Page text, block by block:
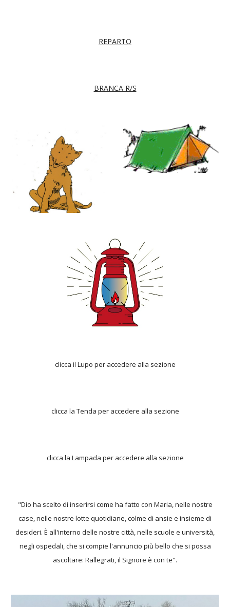
REPARTO
BRANCA R/S
clicca il Lupo per accedere alla sezione
clicca la Tenda per accedere alla sezione
clicca la Lampada per accedere alla sezione
"Dio ha scelto di inserirsi come ha fatto con Maria, nelle nostre
case, nelle nostre lotte quotidiane, colme di ansie e insieme di
desideri. È all'interno delle nostre città, nelle scuole e università,
negli ospedali, che si compie l'annuncio più bello che si possa
ascoltare: Rallegrati, il Signore è con te".